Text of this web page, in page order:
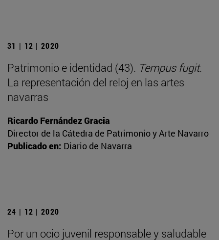
31 | 12 | 2020
Patrimonio e identidad (43). Tempus fugit.
La representación del reloj en las artes
navarras
Ricardo Fernández Gracia
Director de la Cátedra de Patrimonio y Arte Navarro
Publicado en: Diario de Navarra
24 | 12 | 2020
Por un ocio juvenil responsable y saludable